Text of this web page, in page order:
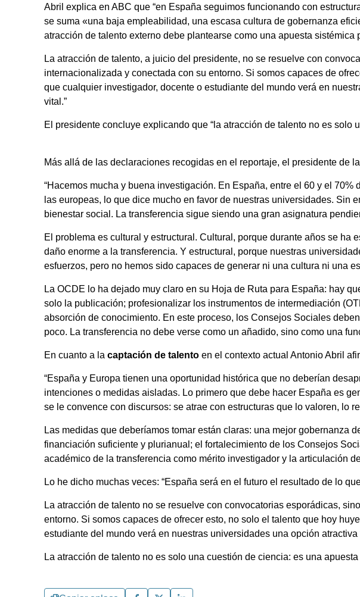
Abril explica en ABC que “en España seguimos funcionando con
se suma «una baja empleabilidad, una escasa cultura de gobernanza
atracción de talento externo debe plantearse como una apuesta
La atracción de talento, a juicio del presidente, no se resuelve con
internacionalizada y conectada con su entorno. Si somos capaces de
que cualquier investigador, docente o estudiante del mundo verá en
vital.”
El presidente concluye explicando que “la atracción de talento no es
Más allá de las declaraciones recogidas en el reportaje, el presidente de
“Hacemos mucha y buena investigación. En España, entre el 60 y el
las europeas, lo que dice mucho en favor de nuestras universidades.
bienestar social. La transferencia sigue siendo una gran asignatura
El problema es cultural y estructural. Cultural, porque durante años se ha
daño enorme a la transferencia. Y estructural, porque nuestras
esfuerzos, pero no hemos sido capaces de generar ni una cultura ni una
La OCDE lo ha dejado muy claro en su Hoja de Ruta para España: hay
solo la publicación; profesionalizar los instrumentos de intermediación
absorción de conocimiento. En este proceso, los Consejos Sociales
poco. La transferencia no debe verse como un añadido, sino como una
En cuanto a la captación de talento en el contexto actual Antonio Abril
“España y Europa tienen una oportunidad histórica que no deberían
intenciones o medidas aisladas. Lo primero que debe hacer España es
se le convence con discursos: se atrae con estructuras que lo valoren, lo
Las medidas que deberíamos tomar están claras: una mejor gobernanza
financiación suficiente y plurianual; el fortalecimiento de los Consejos
académico de la transferencia como mérito investigador y la articulación
Lo he dicho muchas veces: “España será en el futuro el resultado de lo
La atracción de talento no se resuelve con convocatorias esporádicas,
entorno. Si somos capaces de ofrecer esto, no solo el talento que hoy
estudiante del mundo verá en nuestras universidades una opción
La atracción de talento no es solo una cuestión de ciencia: es una